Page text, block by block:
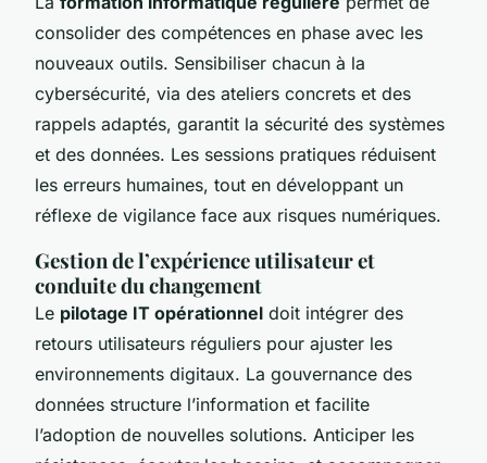
consolider des compétences en phase avec les
nouveaux outils. Sensibiliser chacun à la
cybersécurité, via des ateliers concrets et des
rappels adaptés, garantit la sécurité des systèmes
et des données. Les sessions pratiques réduisent
les erreurs humaines, tout en développant un
réflexe de vigilance face aux risques numériques.
Gestion de l’expérience utilisateur et
conduite du changement
Le pilotage IT opérationnel doit intégrer des
retours utilisateurs réguliers pour ajuster les
environnements digitaux. La gouvernance des
données structure l’information et facilite
l’adoption de nouvelles solutions. Anticiper les